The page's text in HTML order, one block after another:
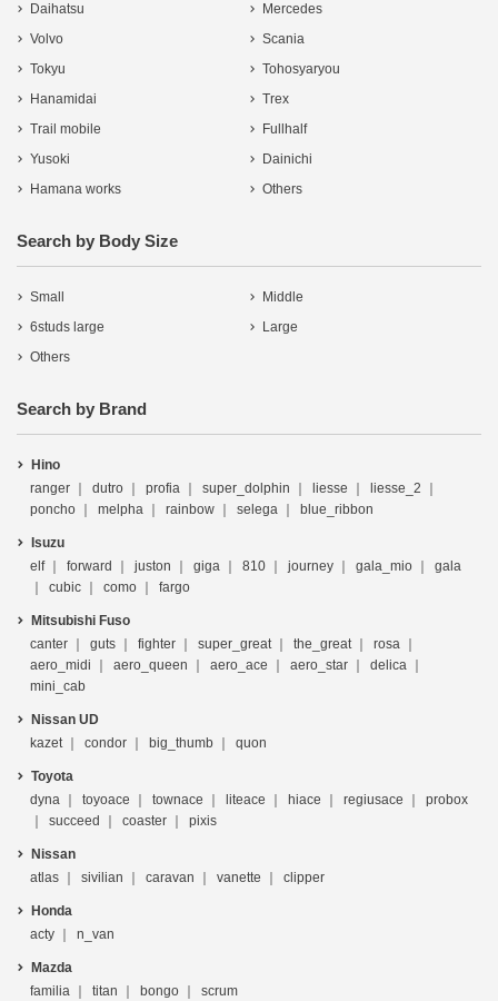
Daihatsu
Mercedes
Volvo
Scania
Tokyu
Tohosyaryou
Hanamidai
Trex
Trail mobile
Fullhalf
Yusoki
Dainichi
Hamana works
Others
Search by Body Size
Small
Middle
6studs large
Large
Others
Search by Brand
Hino
ranger
dutro profia super_dolphin liesse
liesse_2
poncho
melpha rainbow selega blue_ribbon
Isuzu
elf
forward juston giga 810 journey gala_mio
gala
cubic
como fargo
Mitsubishi Fuso
canter
guts fighter super_great the_great
rosa
aero_midi
aero_queen aero_ace aero_star
delica
mini_cab
Nissan UD
kazet
condor big_thumb quon
Toyota
dyna
toyoace townace liteace hiace regiusace
probox
succeed
coaster pixis
Nissan
atlas
sivilian caravan vanette clipper
Honda
acty
n_van
Mazda
familia
titan bongo scrum